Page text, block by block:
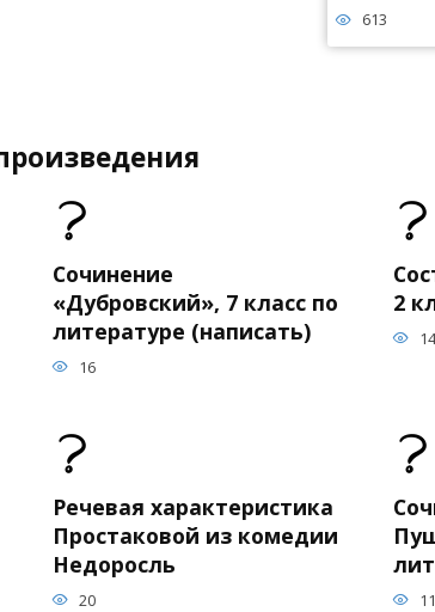
613
Сочинение
«Дубровский», 7 класс по
литературе (написать)
16
2
14
Речевая характеристика
Простаковой из комедии
Недоросль
20 11